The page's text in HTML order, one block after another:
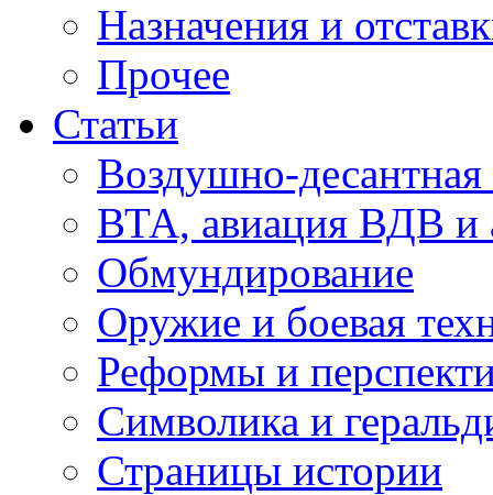
Назначения и
Прочее
Статьи
Воздушно-десантная
ВТА, авиация ВДВ и
Обмундирование
Оружие и боевая
Реформы и
Символика и
Страницы истории